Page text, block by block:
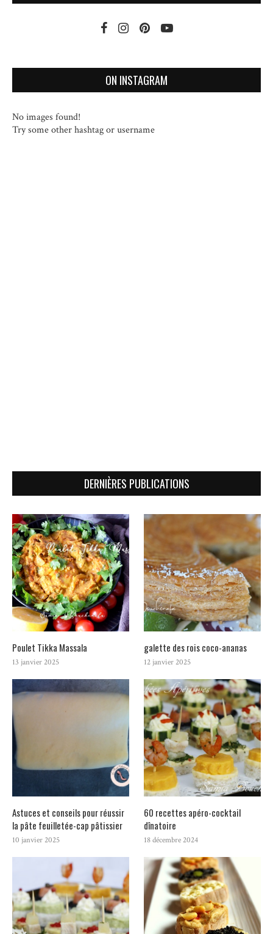
ON INSTAGRAM
No images found!
Try some other hashtag or username
DERNIÈRES PUBLICATIONS
Poulet Tikka Massala
13 janvier 2025
galette des rois coco-ananas
12 janvier 2025
Astuces et conseils pour réussir
la pâte feuilletée-cap pâtissier
10 janvier 2025
60 recettes apéro-cocktail
dînatoire
18 décembre 2024